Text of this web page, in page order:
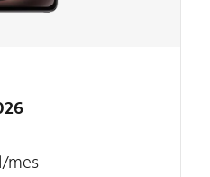
/mes